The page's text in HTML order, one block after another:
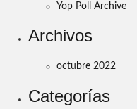
Yop Poll Archive
Archivos
octubre 2022
Categorías